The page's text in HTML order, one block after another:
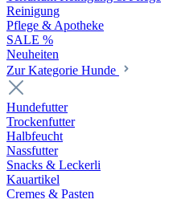
Reinigung
Pflege & Apotheke
SALE %
Neuheiten
Zur Kategorie Hunde
Hundefutter
Trockenfutter
Halbfeucht
Nassfutter
Snacks & Leckerli
Kauartikel
Cremes & Pasten